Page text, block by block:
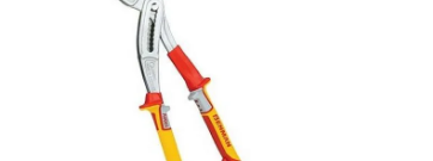
ΠΕΡΙΣΣΟΤΕΡΑ